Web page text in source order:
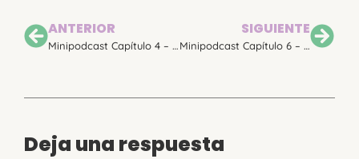
ANTERIOR
Minipodcast Capítulo 4 – El cojín de lactancia no siempre es aliado
SIGUIENTE
Minipodcast Capítulo 6 – El destete nocturno
Deja una respuesta